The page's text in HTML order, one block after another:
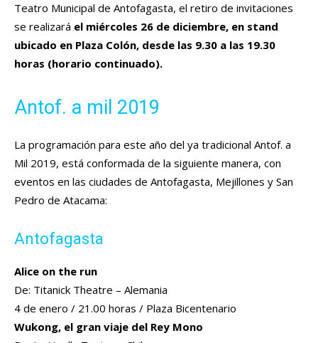
Teatro Municipal de Antofagasta, el retiro de invitaciones
se realizará el miércoles 26 de diciembre, en stand
ubicado en Plaza Colón, desde las 9.30 a las 19.30
horas (horario continuado).
Antof. a mil 2019
La programación para este año del ya tradicional Antof. a
Mil 2019, está conformada de la siguiente manera, con
eventos en las ciudades de Antofagasta, Mejillones y San
Pedro de Atacama:
Antofagasta
Alice on the run
De: Titanick Theatre – Alemania
4 de enero / 21.00 horas / Plaza Bicentenario
Wukong, el gran viaje del Rey Mono